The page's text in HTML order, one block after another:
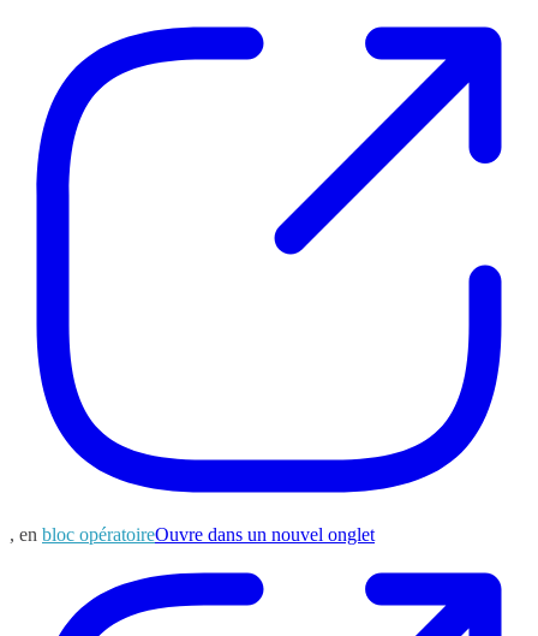
, en bloc opératoireOuvre dans un nouvel onglet